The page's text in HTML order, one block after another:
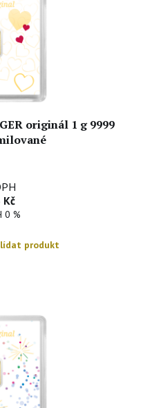
originál 1 g 9999
Kč
0 %
produkt